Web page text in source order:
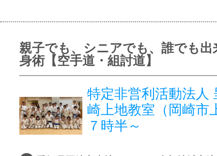
親子でも、シニアでも、誰でも出
身術【空手道・組討道】
特定非営利活動法人
崎上地教室（岡崎市
７時半～